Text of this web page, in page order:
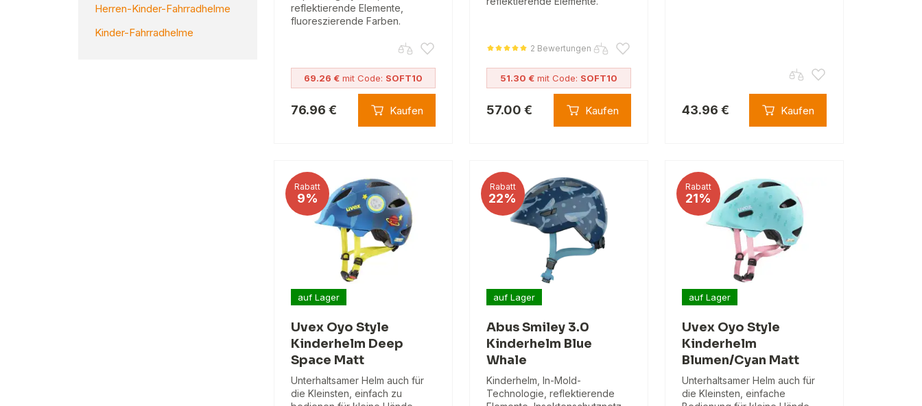
Herren-Kinder-Fahrradhelme
Kinder-Fahrradhelme
reflektierende Elemente,
fluoreszierende Farben.
69.26 €mit Code: SOFT10
76.96 € Kaufen
2 Bewertungen
51.30 €mit Code: SOFT10
57.00 € Kaufen 43.96 € Kaufen
Rabatt
9%
auf Lager
Uvex Oyo Style
Kinderhelm Deep
Space Matt
Unterhaltsamer Helm auch für
die Kleinsten, einfach zu
Rabatt
22%
auf Lager
Abus Smiley 3.0
Kinderhelm Blue
Whale
Kinderhelm, In-Mold-
Technologie, reflektierende
Rabatt
21%
auf Lager
Uvex Oyo Style
Kinderhelm
Blumen/Cyan Matt
Unterhaltsamer Helm auch für
die Kleinsten, einfache